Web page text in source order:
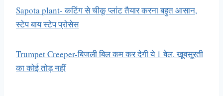
Sapota plant- कटिंग से चीकू प्लांट तैयार करना बहुत आसान,
स्टेप बाय स्टेप प्रोसेस
Trumpet Creeper-बिजली बिल कम कर देगी ये 1 बेल, खूबसूरती
का कोई तोड़ नहीं